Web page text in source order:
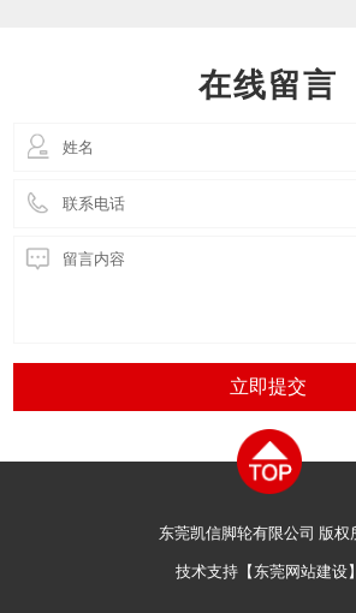
在线留言
立即提交
东莞凯信脚轮有限公司 版权
技术支持【 东莞网站建设】